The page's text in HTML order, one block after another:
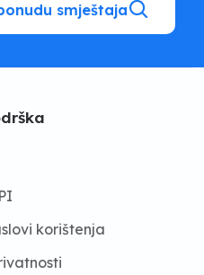
smještaja
korištenja